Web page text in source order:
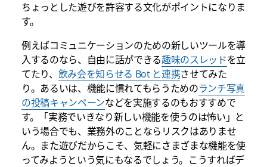
ちょっとした遊びを許容する文化がポイントになりま
す。
例えばコミュニケーションのための新しいツールを導
入するのなら、自由に話ができる趣味のスレッドを立
てたり、 飲み会を知らせる Bot と連携させてみた
り。あるいは、機能に慣れてもらうためのランチ写真
の投稿キャンペーンなどを実施するのもおすすめで
す。「実務でいきなり新しい機能を使うのは怖い」と
いう場合でも、業務外のことならリスクはありませ
ん。また遊びだからこそ、気軽にさまざまな機能を使
ってみようという気にもなるでしょう。こうすればデ